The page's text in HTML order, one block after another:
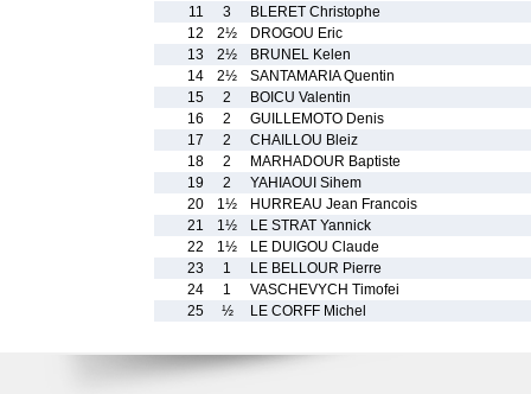
11
3
BLERET Christophe
12
2½
DROGOU Eric
13
2½
BRUNEL Kelen
14
2½
SANTAMARIA Quentin
15
2
BOICU Valentin
16
2
GUILLEMOTO Denis
17
2
CHAILLOU Bleiz
18
2
MARHADOUR Baptiste
19
2
YAHIAOUI Sihem
20
1½
HURREAU Jean Francois
21
1½
LE STRAT Yannick
22
1½
LE DUIGOU Claude
23
1
LE BELLOUR Pierre
24
1
VASCHEVYCH Timofei
25
½ LE CORFF Michel